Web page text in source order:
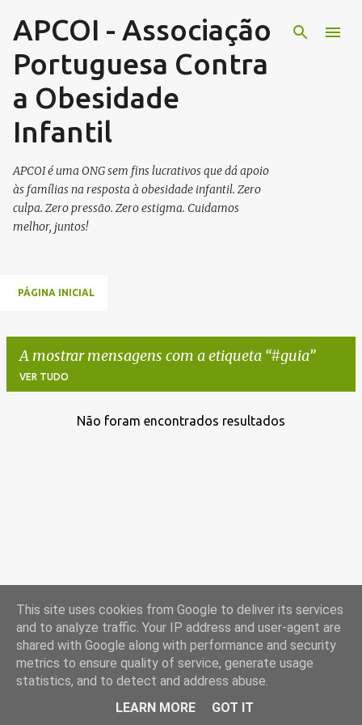
Avançar para o conteúdo principal
APCOI - Associação
Portuguesa Contra
a Obesidade
Infantil
APCOI é uma ONG sem fins lucrativos que dá apoio
às famílias na resposta à obesidade infantil. Zero
culpa. Zero pressão. Zero estigma. Cuidamos
melhor, juntos!
PÁGINA INICIAL
A mostrar mensagens com a etiqueta #guia
VER TUDO
n
Não foram encontrados resultados
Com tecnologia do Blogger
This site uses cookies from Google to deliver its services
and to analyze traffic. Your IP address and user-agent are
shared with Google along with performance and security
metrics to ensure quality of service, generate usage
statistics, and to detect and address abuse.
LEARN MORE
GOT IT